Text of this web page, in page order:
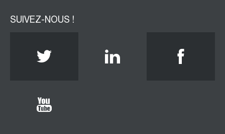
SUIVEZ-NOUS !
Twitter Linkedin
Youtube